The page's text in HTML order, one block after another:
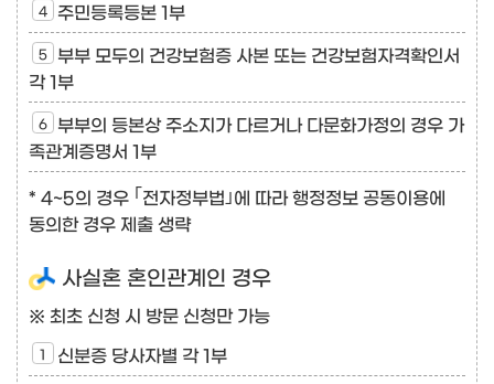
주민등록등본 1부
부부 모두의 건강보험증 사본 또는 건강보험자격확인서
각 1부
부부의 등본상 주소지가 다르거나 다문화가정의 경우 가
족관계증명서 1부
* 4~5의 경우 ｢전자정부법｣에 따라 행정정보 공동이용에
동의한 경우 제출 생략
사실혼 혼인관계인 경우
※ 최초 신청 시 방문 신청만 가능
신분증 당사자별 각 1부